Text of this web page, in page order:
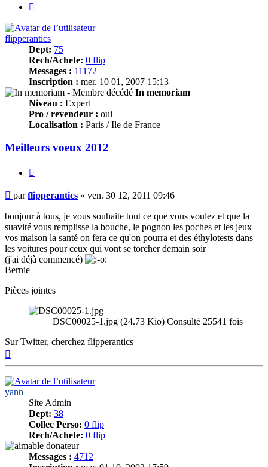
flipperantics
Dept: 75
Rech/Achete: 0 flip
Messages : 11172
Inscription : mer. 10 01, 2007 15:13
In memoriam
Niveau : Expert
Pro / revendeur : oui
Localisation : Paris / Ile de France
Meilleurs voeux 2012
Message
parflipperantics » ven. 30 12, 2011 09:46
bonjour à tous, je vous souhaite tout ce que vous voulez et que la
suavité vous remplisse la bouche, le pognon les poches et les jeux
vos maison la santé on fera ce qu'on pourra et des éthylotests dans
les voitures pour ceux qui vont se torcher demain soir
(j'ai déjà commencé)
Bernie
Pièces jointes
DSC00025-1.jpg (24.73 Kio) Consulté 25541 fois
Sur Twitter, cherchez flipperantics
yann
Site Admin
Dept: 38
Collec Perso: 0 flip
Rech/Achete: 0 flip
Messages : 4712